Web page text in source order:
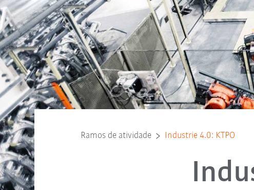
Ramos de atividade Industrie 4.0: KTPO